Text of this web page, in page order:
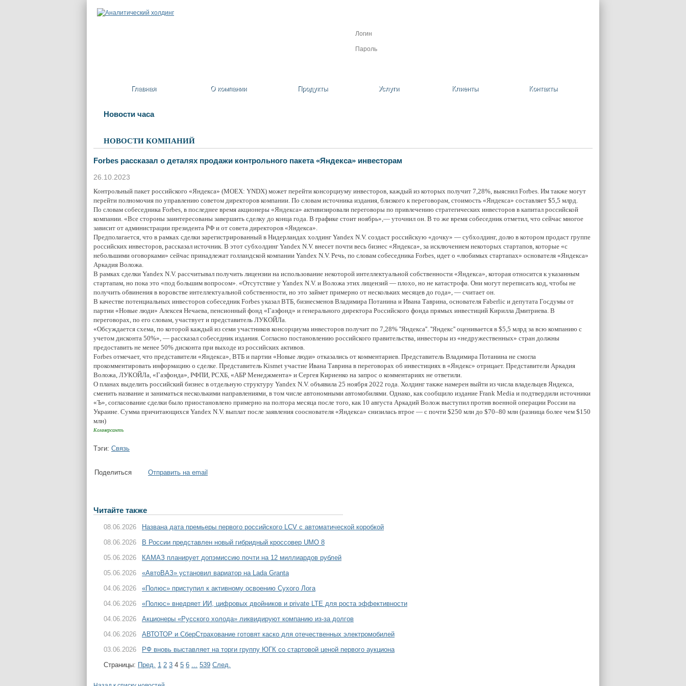
Главная О компании Продукты Услуги Клиенты Контакты
Новости часа
НОВОСТИ КОМПАНИЙ
Forbes рассказал о деталях продажи контрольного пакета «Яндекса» инвесторам
26.10.2023
Контрольный пакет российского «Яндекса» (MOEX: YNDX) может перейти консорциуму инвесторов, каждый из которых получит 7,28%, выяснил Forbes. Им также могут
перейти полномочия по управлению советом директоров компании. По словам источника издания, близкого к переговорам, стоимость «Яндекса» составляет $5,5 млрд.
По словам собеседника Forbes, в последнее время акционеры «Яндекса» активизировали переговоры по привлечению стратегических инвесторов в капитал российской
компании. «Все стороны заинтересованы завершить сделку до конца года. В графике стоит ноябрь»,— уточнил он. В то же время собеседник отметил, что сейчас многое
зависит от администрации президента РФ и от совета директоров «Яндекса».
Предполагается, что в рамках сделки зарегистрированный в Нидерландах холдинг Yandex N.V. создаст российскую «дочку» — субхолдинг, долю в котором продаст группе
российских инвесторов, рассказал источник. В этот субхолдинг Yandex N.V. внесет почти весь бизнес «Яндекса», за исключением некоторых стартапов, которые «с
небольшими оговорками» сейчас принадлежат голландской компании Yandex N.V. Речь, по словам собеседника Forbes, идет о «любимых стартапах» основателя «Яндекса»
Аркадия Воложа.
В рамках сделки Yandex N.V. рассчитывал получить лицензии на использование некоторой интеллектуальной собственности «Яндекса», которая относится к указанным
стартапам, но пока это «под большим вопросом». «Отсутствие у Yandex N.V. и Воложа этих лицензий — плохо, но не катастрофа. Они могут переписать код, чтобы не
получить обвинения в воровстве интеллектуальной собственности, но это займет примерно от нескольких месяцев до года», — считает он.
В качестве потенциальных инвесторов собеседник Forbes указал ВТБ, бизнесменов Владимира Потанина и Ивана Таврина, основателя Faberlic и депутата Госдумы от
партии «Новые люди» Алексея Нечаева, пенсионный фонд «Газфонд» и генерального директора Российского фонда прямых инвестиций Кирилла Дмитриева. В
переговорах, по его словам, участвует и представитель ЛУКОЙЛа.
«Обсуждается схема, по которой каждый из семи участников консорциума инвесторов получит по 7,28% ''Яндекса''. ''Яндекс'' оценивается в $5,5 млрд за всю компанию с
учетом дисконта 50%», — рассказал собеседник издания. Согласно постановлению российского правительства, инвесторы из «недружественных» стран должны
предоставить не менее 50% дисконта при выходе из российских активов.
Forbes отмечает, что представители «Яндекса», ВТБ и партии «Новые люди» отказались от комментариев. Представитель Владимира Потанина не смогла
прокомментировать информацию о сделке. Представитель Kismet участие Ивана Таврина в переговорах об инвестициях в «Яндекс» отрицает. Представители Аркадия
Воложа, ЛУКОЙЛа, «Газфонда», РФПИ, РСХБ, «АБР Менеджмента» и Сергея Кириенко на запрос о комментариях не ответили.
О планах выделить российский бизнес в отдельную структуру Yandex N.V. объявила 25 ноября 2022 года. Холдинг также намерен выйти из числа владельцев Яндекса,
сменить название и заниматься несколькими направлениями, в том числе автономными автомобилями. Однако, как сообщило издание Frank Media и подтвердили источники
«Ъ», согласование сделки было приостановлено примерно на полтора месяца после того, как 10 августа Аркадий Волож выступил против военной операции России на
Украине. Сумма причитающихся Yandex N.V. выплат после заявления сооснователя «Яндекса» снизилась втрое — с почти $250 млн до $70–80 млн (разница более чем $150
млн)
Коммерсантъ
Тэги: Связь
Поделиться Отправить на email
Читайте также
08.06.2026
Названа дата премьеры первого российского LCV с автоматической коробкой
08.06.2026
В России представлен новый гибридный кроссовер UMO 8
05.06.2026
КАМАЗ планирует допэмиссию почти на 12 миллиардов рублей
05.06.2026
«АвтоВАЗ» установил вариатор на Lada Granta
04.06.2026
«Полюс» приступил к активному освоению Cухого Лога
04.06.2026
«Полюс» внедряет ИИ, цифровых двойников и private LTE для роста эффективности
04.06.2026
Акционеры «Русского холода» ликвидируют компанию из-за долгов
04.06.2026
АВТОТОР и СберСтрахование готовят каско для отечественных электромобилей
03.06.2026
РФ вновь выставляет на торги группу ЮГК со стартовой ценой первого аукциона
Страницы: Пред. 1 2 3 4 5 6 ... 539 След.